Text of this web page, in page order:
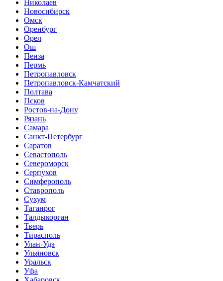
Николаев
Новосибирск
Омск
Оренбург
Орел
Ош
Пенза
Пермь
Петропавловск
Петропавловск-Камчатский
Полтава
Псков
Ростов-на-Дону
Рязань
Самара
Санкт-Петербург
Саратов
Севастополь
Североморск
Серпухов
Симферополь
Ставрополь
Сухум
Таганрог
Tалдыкорган
Тверь
Тирасполь
Улан-Удэ
Ульяновск
Уральск
Уфа